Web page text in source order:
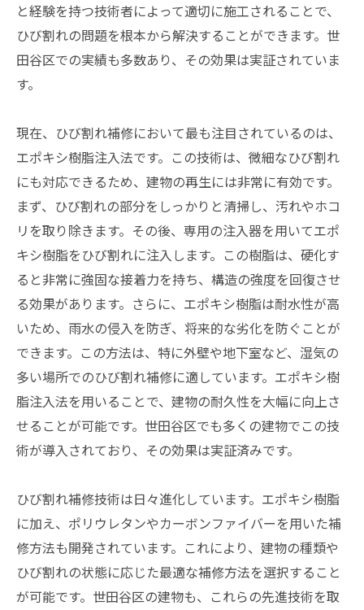
と経験を持つ技術者によって適切に施工されることで、
ひび割れの問題を根本から解決することができます。世
田谷区での実績も多数あり、その効果は実証されていま
す。
現在、ひび割れ補修において最も注目されているのは、
エポキシ樹脂注入法です。この技術は、微細なひび割れ
にも対応できるため、建物の再生には非常に有効です。
まず、ひび割れの部分をしっかりと清掃し、汚れやホコ
リを取り除きます。その後、専用の注入器を用いてエポ
キシ樹脂をひび割れに注入します。この樹脂は、硬化す
ると非常に強固な接着力を持ち、構造の強度を回復させ
る効果があります。さらに、エポキシ樹脂は耐水性が高
いため、雨水の侵入を防ぎ、将来的な劣化を防ぐことが
できます。この方法は、特に外壁や地下室など、湿気の
多い場所でのひび割れ補修に適しています。エポキシ樹
脂注入法を用いることで、建物の耐久性を大幅に向上さ
せることが可能です。世田谷区でも多くの建物でこの技
術が導入されており、その効果は実証済みです。
ひび割れ補修技術は日々進化しています。エポキシ樹脂
に加え、ポリウレタンやカーボンファイバーを用いた補
修方法も開発されています。これにより、建物の種類や
ひび割れの状態に応じた最適な補修方法を選択すること
が可能です。世田谷区の建物も、これらの先進技術を取